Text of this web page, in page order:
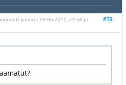
#29
viimati: 09-05-2011, 23:58 ja